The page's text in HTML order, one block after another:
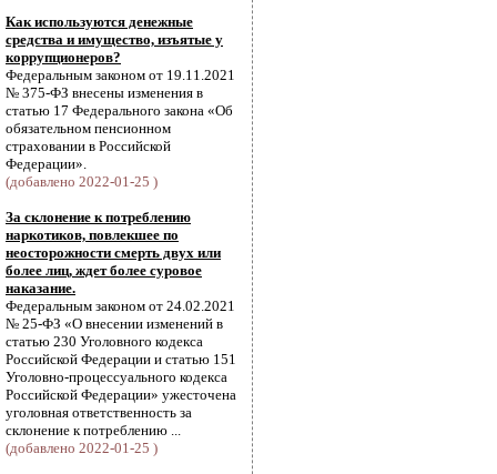
Как используются денежные
средства и имущество, изъятые у
коррупционеров?
Федеральным законом от 19.11.2021
№ 375-ФЗ внесены изменения в
статью 17 Федерального закона «Об
обязательном пенсионном
страховании в Российской
Федерации».
(добавлено 2022-01-25 )
За склонение к потреблению
наркотиков, повлекшее по
неосторожности смерть двух или
более лиц, ждет более суровое
наказание.
Федеральным законом от 24.02.2021
№ 25-ФЗ «О внесении изменений в
статью 230 Уголовного кодекса
Российской Федерации и статью 151
Уголовно-процессуального кодекса
Российской Федерации» ужесточена
уголовная ответственность за
склонение к потреблению ...
(добавлено 2022-01-25 )